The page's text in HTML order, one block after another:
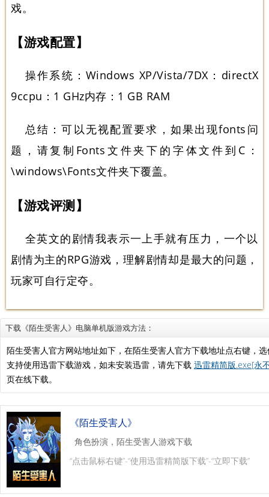
戏。
【游戏配置】
操作系统：Windows XP/Vista/7DX：directX
9ccpu：1 GHz内存：1 GB RAM
总结：可以无视配置要求，如果出现fonts问
题，请复制Fonts文件夹下的字体文件到C：
\windows\Fonts文件夹下覆盖。
【游戏评测】
全英文的剧情我表示一上手就有压力，一个以
剧情为主的RPG游戏，理解剧情却是最大的问题，
玩家可自行定夺。
下载《陌生受害人》电脑单机版游戏方法：
陌生受害人官方网站地址如下，在陌生受害人官方下载地址点右键，
支持使用迅雷下载游戏，如未安装迅雷，请先下载 迅雷精简版.exe[永
页在线下载。
《陌生受害人》
角色扮演，陌生受害人游戏下载
“点击鼠标右键”-“使用迅雷精简版下载”-“立即下载”